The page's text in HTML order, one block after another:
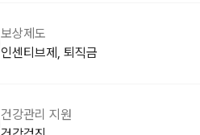
보상제도
인센티브제, 퇴직금
건강관리 지원